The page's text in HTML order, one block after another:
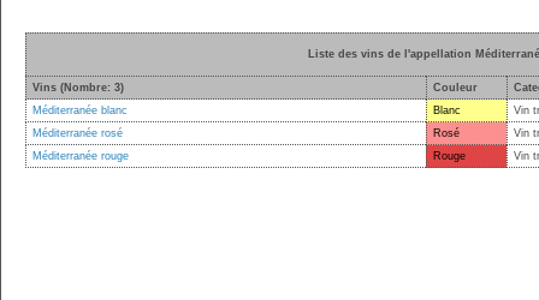
Liste des vins de l'appellation
Vins (Nombre: 3) Couleur
Méditerranée blanc
Blanc
Vin
Méditerranée rosé
Rosé
Vin
Méditerranée rouge
Rouge Vin